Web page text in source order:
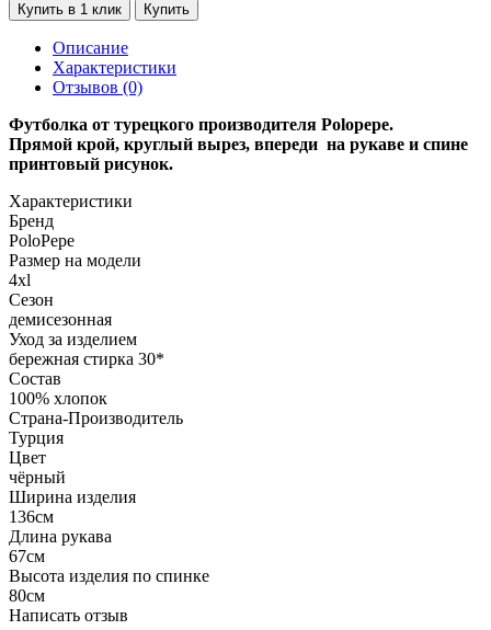
Купить в 1 клик Купить
Описание
Характеристики
Отзывов (0)
Футболка от турецкого производителя Polopepe.
Прямой крой, круглый вырез, впереди на рукаве и спине
принтовый рисунок.
Характеристики
Бренд
PoloPepe
Размер на модели
4xl
Сезон
демисезонная
Уход за изделием
бережная стирка 30*
Состав
100% хлопок
Страна-Производитель
Турция
Цвет
чёрный
Ширина изделия
136см
Длина рукава
67см
Высота изделия по спинке
80см
Написать отзыв